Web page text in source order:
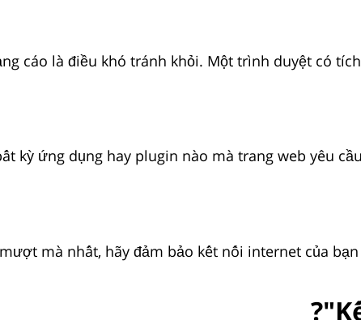
cáo là điều khó tránh khỏi. Một trình duyệt có
kỳ ứng dụng hay plugin nào mà trang web yêu
mà nhất, hãy đảm bảo kết nối internet của